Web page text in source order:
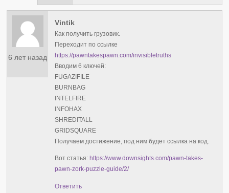
6 лет назад
Vintik
Как получить грузовик.
Переходит по ссылке
https://pawntakespawn.com/invisibletruths
Вводим 6 ключей:
FUGAZIFILE
BURNBAG
INTELFIRE
INFOHAX
SHREDITALL
GRIDSQUARE
Получаем достижение, под ним будет ссылка на код.
Вот статья: https://www.downsights.com/pawn-takes-
pawn-zork-puzzle-guide/2/
Ответить